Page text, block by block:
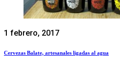
1 febrero, 2017
Cervezas Balate, artesanales ligadas al agua